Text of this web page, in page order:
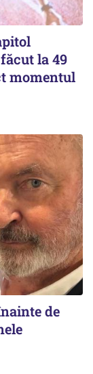
la 49
momentul
de